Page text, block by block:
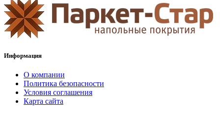
Информация
О компании
Политика безопасности
Условия соглашения
Карта сайта